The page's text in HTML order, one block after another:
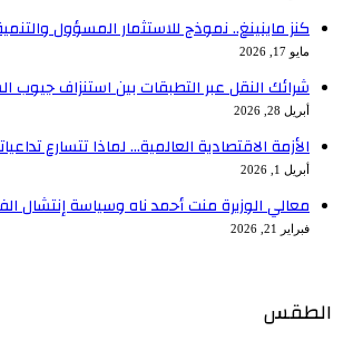
كنز ماينينغ.. نموذج للاستثمار المسؤول
مايو 17, 2026
شرائك النقل عبر التطبقات بين استنزاف جيوب
أبريل 28, 2026
الأزمة الاقتصادية العالمية… لماذا تتسارع
أبريل 1, 2026
معالي الوزيرة منت أحمد ناه وسياسة إنتشال
فبراير 21, 2026
الطقس